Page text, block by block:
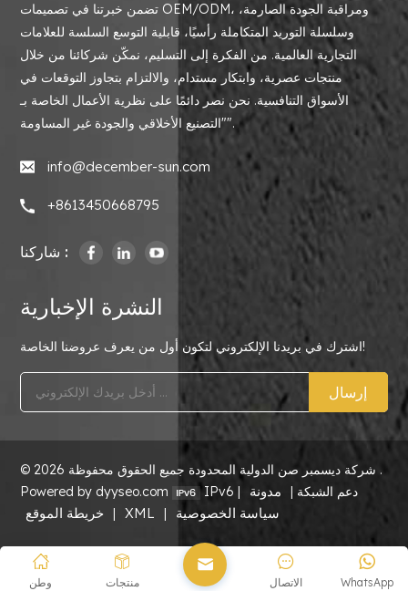
تضمن خبرتنا في تصميمات OEM/ODM، ومراقبة الجودة الصارمة،
وسلسلة التوريد المتكاملة رأسيًا، قابلية التوسع السلسة للعلامات
التجارية العالمية. من الفكرة إلى التسليم، نمكّن شركائنا من خلال
منتجات عصرية، وابتكار مستدام، والالتزام بتجاوز التوقعات في
الأسواق التنافسية. نحن نصر دائمًا على نظرية الأعمال الخاصة بـ
"التصنيع الأخلاقي والجودة غير المساومة".
info@december-sun.com
+8613450668795
شاركنا :
النشرة الإخبارية
اشترك في بريدنا الإلكتروني لتكون أول من يعرف عروضنا الخاصة!
إرسال
© 2026 شركة ديسمبر صن الدولية المحدودة جميع الحقوق محفوظة .
Powered by dyyseo.com
IPv6 دعم الشبكة | مدونة |
| XML | سياسة الخصوصية
وطن منتجات WhatsApp الاتصال